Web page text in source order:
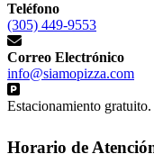
Teléfono
(305) 449-9553
Correo Electrónico
info@siamopizza.com
Estacionamiento gratuito.
Horario de